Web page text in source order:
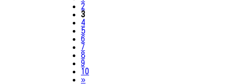
2
3
4
5
6
7
8
9
10
»Next